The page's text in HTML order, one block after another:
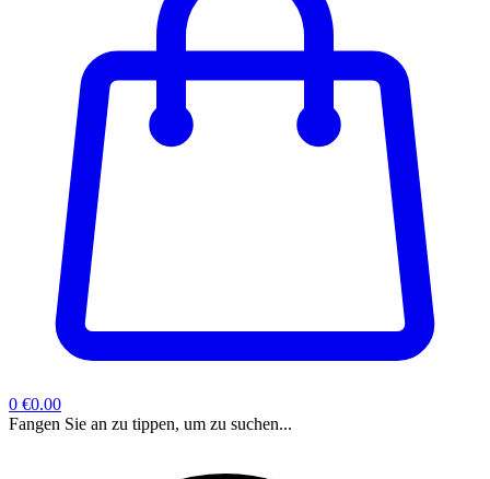
0 €0.00
Fangen Sie an zu tippen, um zu suchen...